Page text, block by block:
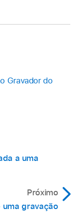
Gravador do
a uma
Próximo
uma gravação